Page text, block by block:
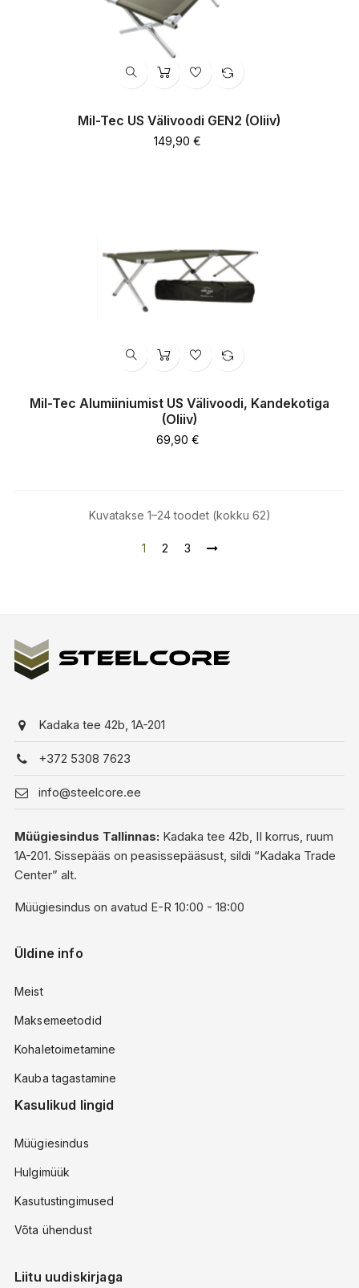
Mil-Tec US Välivoodi GEN2 (oliiv)
Hind
149,90 €
Mil-Tec Alumiiniumist US Välivoodi, Kandekotiga
(Oliiv)
Hind
69,90 €
Kuvatakse 1–24 toodet (kokku 62)
1 2 3
Kadaka tee 42b, 1A-201
+372 5308 7623
info@steelcore.ee
Müügiesindus Tallinnas: Kadaka tee 42b, II korrus, ruum
1A-201. Sissepääs on peasissepääsust, sildi “Kadaka Trade
Center” alt.
Müügiesindus on avatud E-R 10:00 - 18:00
Üldine info
Meist
Maksemeetodid
Kohaletoimetamine
Kauba tagastamine
Kasulikud lingid
Müügiesindus
Hulgimüük
Kasutustingimused
Võta ühendust
Liitu uudiskirjaga